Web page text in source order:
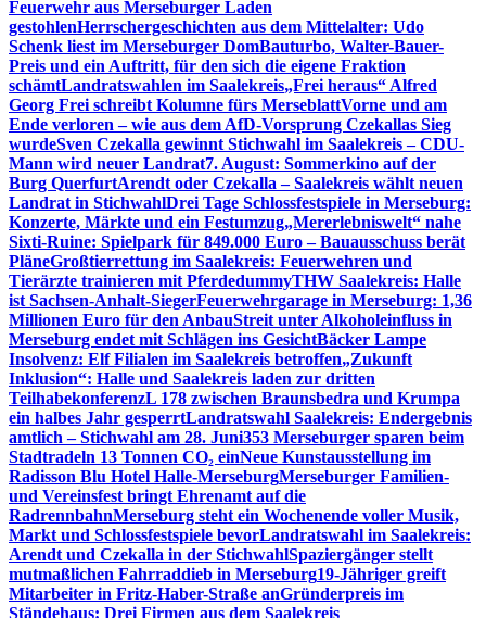
Feuerwehr aus Merseburger Laden
gestohlenHerrschergeschichten aus dem Mittelalter: Udo
Schenk liest im Merseburger DomBauturbo, Walter-Bauer-
Preis und ein Auftritt, für den sich die eigene Fraktion
schämtLandratswahlen im Saalekreis„Frei heraus“ Alfred
Georg Frei schreibt Kolumne fürs MerseblattVorne und am
Ende verloren – wie aus dem AfD-Vorsprung Czekallas Sieg
wurdeSven Czekalla gewinnt Stichwahl im Saalekreis – CDU-
Mann wird neuer Landrat7. August: Sommerkino auf der
Burg QuerfurtArendt oder Czekalla – Saalekreis wählt neuen
Landrat in StichwahlDrei Tage Schlossfestspiele in Merseburg:
Konzerte, Märkte und ein Festumzug„Mererlebniswelt“ nahe
Sixti-Ruine: Spielpark für 849.000 Euro – Bauausschuss berät
PläneGroßtierrettung im Saalekreis: Feuerwehren und
Tierärzte trainieren mit PferdedummyTHW Saalekreis: Halle
ist Sachsen-Anhalt-SiegerFeuerwehrgarage in Merseburg: 1,36
Millionen Euro für den AnbauStreit unter Alkoholeinfluss in
Merseburg endet mit Schlägen ins GesichtBäcker Lampe
Insolvenz: Elf Filialen im Saalekreis betroffen„Zukunft
Inklusion“: Halle und Saalekreis laden zur dritten
TeilhabekonferenzL 178 zwischen Braunsbedra und Krumpa
ein halbes Jahr gesperrtLandratswahl Saalekreis: Endergebnis
amtlich – Stichwahl am 28. Juni353 Merseburger sparen beim
Stadtradeln 13 Tonnen CO₂ einNeue Kunstausstellung im
Radisson Blu Hotel Halle-MerseburgMerseburger Familien-
und Vereinsfest bringt Ehrenamt auf die
RadrennbahnMerseburg steht ein Wochenende voller Musik,
Markt und Schlossfestspiele bevorLandratswahl im Saalekreis:
Arendt und Czekalla in der StichwahlSpaziergänger stellt
mutmaßlichen Fahrraddieb in Merseburg19-Jähriger greift
Mitarbeiter in Fritz-Haber-Straße anGründerpreis im
Ständehaus: Drei Firmen aus dem Saalekreis